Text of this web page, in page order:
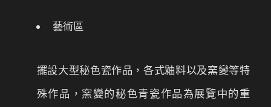
藝術區
擺設大型秘色瓷作品，各式釉料以及窯變等特
殊作品，窯變的秘色青瓷作品為展覽中的重